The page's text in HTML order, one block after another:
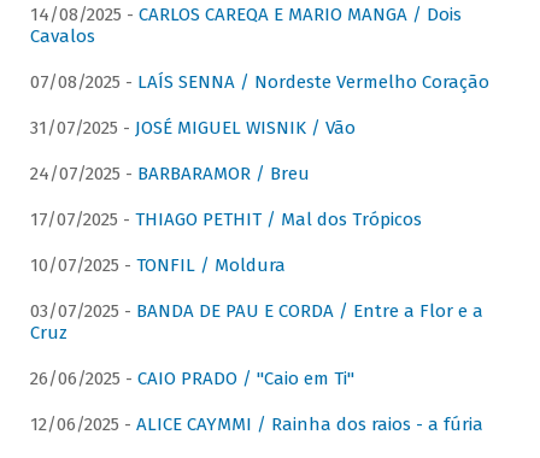
14/08/2025 - CARLOS CAREQA E MARIO MANGA / Dois
Cavalos
07/08/2025 - LAÍS SENNA / Nordeste Vermelho Coração
31/07/2025 - JOSÉ MIGUEL WISNIK / Vão
24/07/2025 - BARBARAMOR / Breu
17/07/2025 - THIAGO PETHIT / Mal dos Trópicos
10/07/2025 - TONFIL / Moldura
03/07/2025 - BANDA DE PAU E CORDA / Entre a Flor e a
Cruz
26/06/2025 - CAIO PRADO / "Caio em Ti"
12/06/2025 - ALICE CAYMMI / Rainha dos raios - a fúria